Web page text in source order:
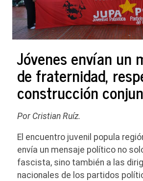
Jóvenes envían un
de fraternidad,
construcción
Por Cristian Ruíz.
El encuentro juvenil popula
envía un mensaje político no
fascista, sino también a las
nacionales de los partidos